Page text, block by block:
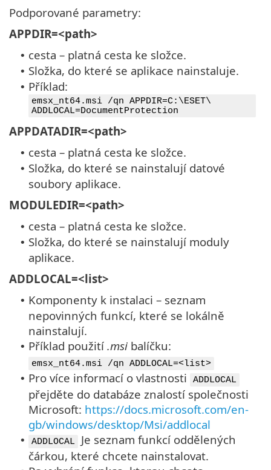
Podporované parametry:
APPDIR=<path>
• cesta – platná cesta ke složce.
• Složka, do které se aplikace nainstaluje.
• Příklad:
emsx_nt64.msi /qn APPDIR=C:\ESET\
ADDLOCAL=DocumentProtection
APPDATADIR=<path>
• cesta – platná cesta ke složce.
• Složka, do které se nainstalují datové
soubory aplikace.
MODULEDIR=<path>
• cesta – platná cesta ke složce.
• Složka, do které se nainstalují moduly
aplikace.
ADDLOCAL=<list>
• Komponenty k instalaci – seznam
nepovinných funkcí, které se lokálně
nainstalují.
• Příklad použití .msi balíčku:
emsx_nt64.msi /qn ADDLOCAL=<list>
• Pro více informací o vlastnosti ADDLOCAL
přejděte do databáze znalostí společnosti
Microsoft: https://docs.microsoft.com/en-
gb/windows/desktop/Msi/addlocal
• ADDLOCAL
Je seznam funkcí oddělených
čárkou, které chcete nainstalovat.